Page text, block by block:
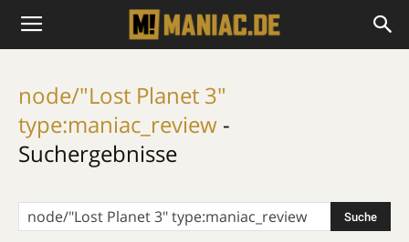
node/"Lost Planet 3"
type:maniac_review -
Suchergebnisse